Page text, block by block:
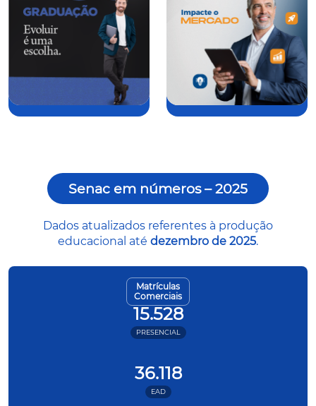
Senac em números – 2025
Dados atualizados referentes à produção
educacional até dezembro de 2025.
Matrículas
Comerciais
15.528
PRESENCIAL
36.118
EAD